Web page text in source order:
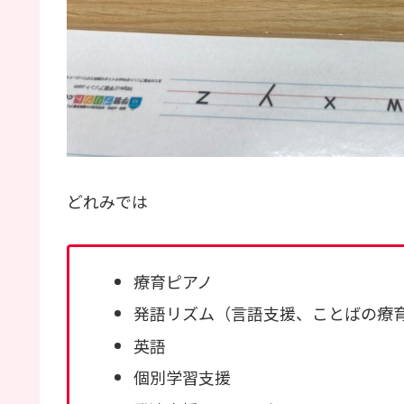
どれみでは
療育ピアノ
発語リズム（言語支援、ことばの療
英語
個別学習支援